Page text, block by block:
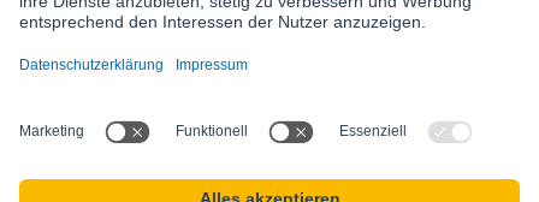
Kontakt
Besuchen Sie unsere internationale Website